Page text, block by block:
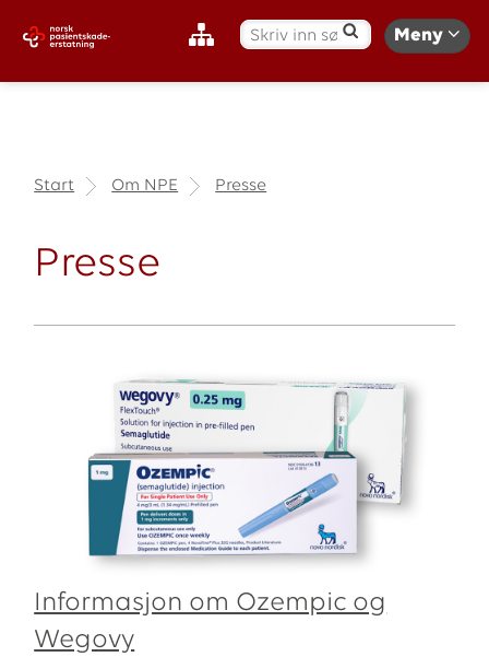
S
k
Meny
Start Om NPE Presse
Presse
Informasjon om Ozempic og
Wegovy